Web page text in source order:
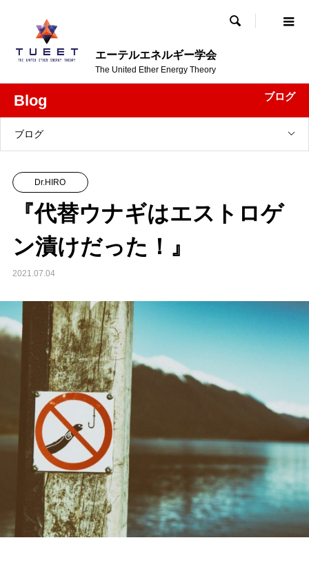
エーテルエネルギー学会
The United Ether Energy Theory

Blog ブログ
ブログ
Dr.HIRO
『代替ウナギはエストロゲ
ン漬けだった！』
2021.07.04